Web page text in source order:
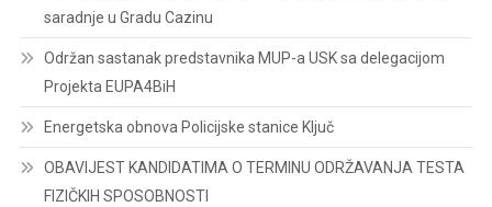
saradnje u Gradu Cazinu
Održan sastanak predstavnika MUP-a USK sa delegacijom
Projekta EUPA4BiH
Energetska obnova Policijske stanice Ključ
OBAVIJEST KANDIDATIMA O TERMINU ODRŽAVANJA TESTA
FIZIČKIH SPOSOBNOSTI